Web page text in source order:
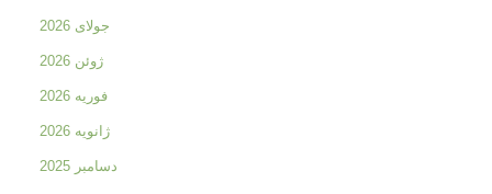
جولای 2026
ژوئن 2026
فوریه 2026
ژانویه 2026
دسامبر 2025